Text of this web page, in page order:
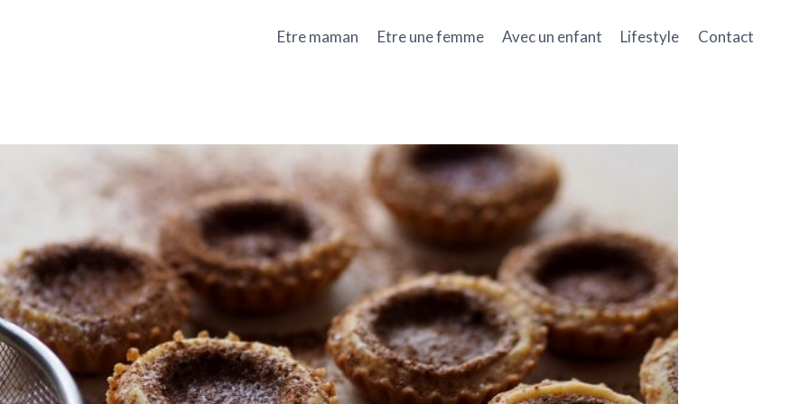
Etre maman Etre une femme Avec un enfant Lifestyle Contact